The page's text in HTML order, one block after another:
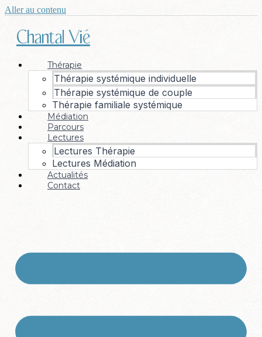
Aller au contenu
Chantal Vié
Thérapie
Thérapie systémique individuelle
Thérapie systémique de couple
Thérapie familiale systémique
Médiation
Parcours
Lectures
Lectures Thérapie
Lectures Médiation
Actualités
Contact